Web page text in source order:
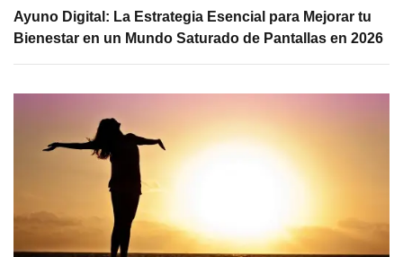
Ayuno Digital: La Estrategia Esencial para Mejorar tu
Bienestar en un Mundo Saturado de Pantallas en 2026